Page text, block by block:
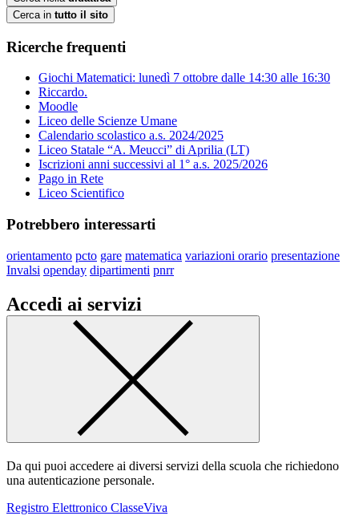
Cerca in tutto il sito
Ricerche frequenti
Giochi Matematici: lunedì 7 ottobre dalle 14:30 alle 16:30
Riccardo.
Moodle
Liceo delle Scienze Umane
Calendario scolastico a.s. 2024/2025
Liceo Statale “A. Meucci” di Aprilia (LT)
Iscrizioni anni successivi al 1° a.s. 2025/2026
Pago in Rete
Liceo Scientifico
Potrebbero interessarti
orientamento pcto gare matematica variazioni orario presentazione
Invalsi openday dipartimenti pnrr
Accedi ai servizi
Da qui puoi accedere ai diversi servizi della scuola che richiedono
una autenticazione personale.
Registro Elettronico ClasseViva